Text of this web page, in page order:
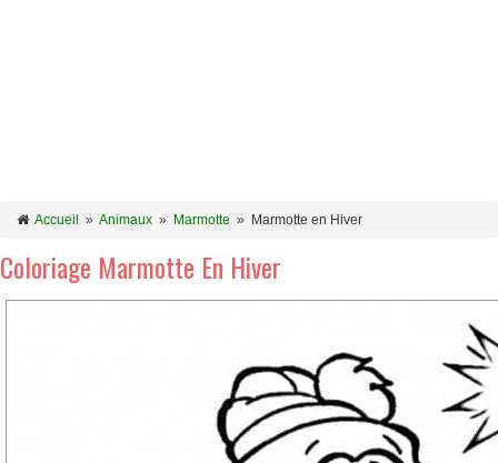
Accueil » Animaux » Marmotte » Marmotte en Hiver
Coloriage Marmotte En Hiver